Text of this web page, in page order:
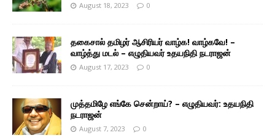
August 18, 2023 0
தகைசால் தமிழர் ஆசிரியர் வாழ்க! வாழ்கவே! –
வாழ்த்து மடல் – எழுதியவர் உதயநிதி நடராஜன்
August 17, 2023 0
முத்தமிழே எங்கே சென்றாய்? – எழுதியவர்: உதயநிதி
நடராஜன்
August 7, 2023 0